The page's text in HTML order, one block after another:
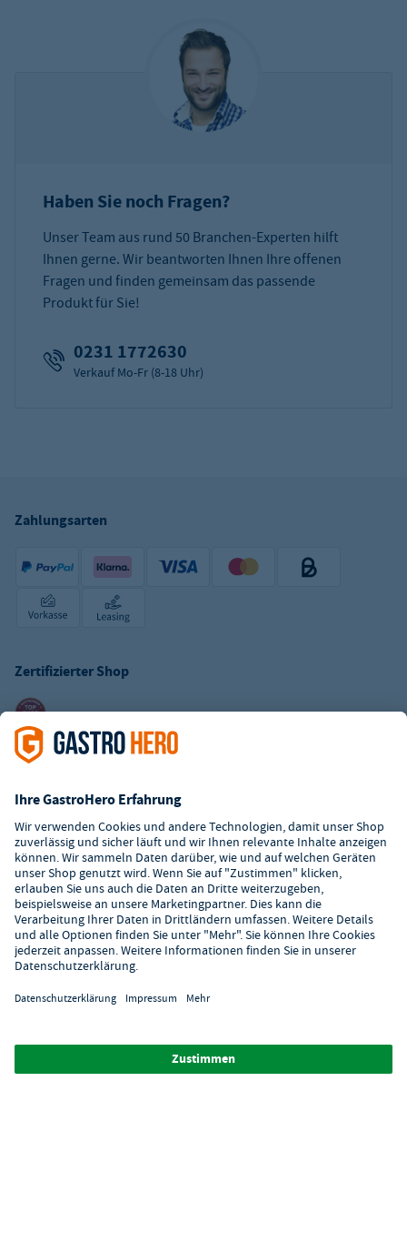
Haben Sie noch Fragen?
Unser Team aus rund 50 Branchen-Experten hilft
Ihnen gerne. Wir beantworten Ihnen Ihre offenen
Fragen und finden gemeinsam das passende
Produkt für Sie!
0231 1772630
Verkauf Mo-Fr (8-18 Uhr)
Zahlungsarten
Zertifizierter Shop
Über GastroHero
Digitaler Showroom
Kontaktformular
Hilfe